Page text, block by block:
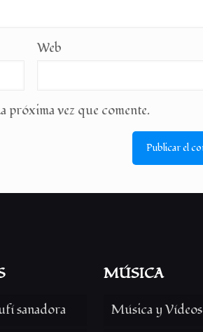
Web
próxima vez que comente.
sanadora
MÚSICA
Música y Vídeos